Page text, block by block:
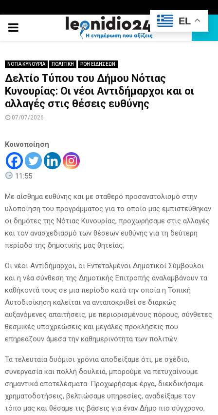
PRIMARY
ΝΟΤΙΑ ΚΥΝΟΥΡΙΑ ΠΟΛΙΤΙΚΗ ΡΟΗ ΕΙΔΗΣΕΩΝ
Δελτίο Τύπου του Δήμου Νότιας
Κυνουρίας: Οι νέοι Αντιδήμαρχοι και οι
αλλαγές στις θέσεις ευθύνης
07/07/2026
Κοινοποίηση
11:55
Με αίσθημα ευθύνης και με σταθερό προσανατολισμό στην
υλοποίηση του προγράμματος για το οποίο μας εμπιστεύθηκαν
οι δημότες της Νότιας Κυνουρίας, προχωρήσαμε στις αλλαγές
και τον ανασχεδιασμό των θέσεων ευθύνης για τη δεύτερη
περίοδο της δημοτικής μας θητείας.
Οι νέοι Αντιδήμαρχοι, οι Εντεταλμένοι Δημοτικοί Σύμβουλοι
και η νέα σύνθεση της Δημοτικής Επιτροπής αναλαμβάνουν τα
καθήκοντά τους σε μια περίοδο κατά την οποία η Τοπική
Αυτοδιοίκηση καλείται να ανταποκριθεί σε διαρκώς
αυξανόμενες απαιτήσεις, με περιορισμένους πόρους, σύνθετες
θεσμικές υποχρεώσεις και μεγάλες προκλήσεις που
επηρεάζουν άμεσα την καθημερινότητα των πολιτών.
Τα τελευταία δυόμισι χρόνια αποδείξαμε ότι, με σχέδιο,
συνεργασία και πολλή δουλειά, μπορούμε να πετυχαίνουμε
σημαντικά αποτελέσματα. Προχωρήσαμε έργα, διεκδικήσαμε
χρηματοδοτήσεις, βελτιώσαμε υπηρεσίες, αναδείξαμε τον
τόπο μας και θέσαμε τις βάσεις για έναν Δήμο πιο σύγχρονο,
EL